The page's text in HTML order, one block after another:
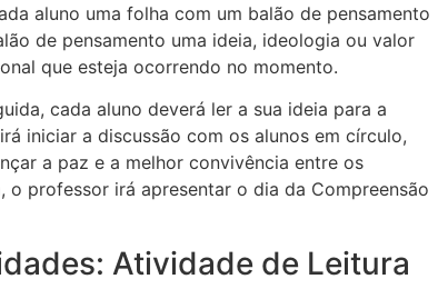
aluno uma folha com um balão de pensamento
de pensamento uma ideia, ideologia ou valor
que esteja ocorrendo no momento.
cada aluno deverá ler a sua ideia para a
iniciar a discussão com os alunos em círculo,
a paz e a melhor convivência entre os
professor irá apresentar o dia da Compreensão
Atividade de Leitura